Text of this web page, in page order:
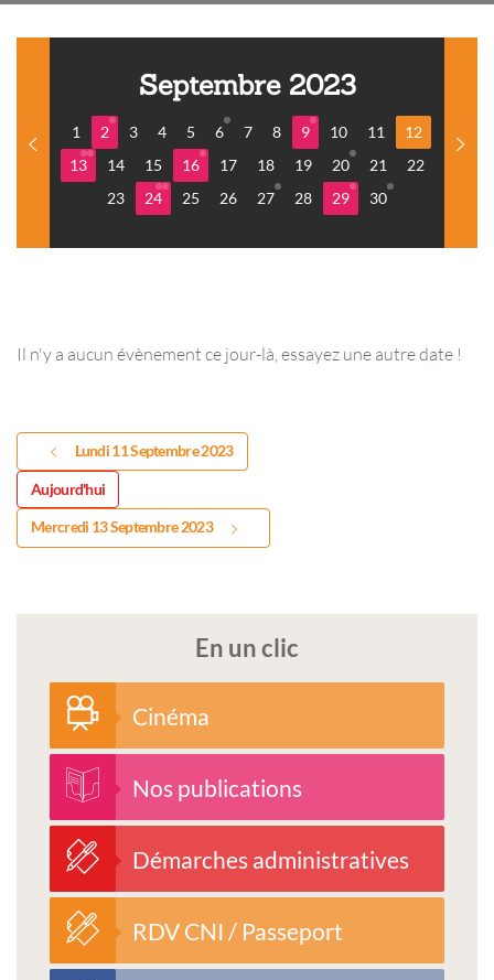
Septembre 2023
1 2 3 4 5 6 7 8 9 10 11
12
13
14 15 16 17 18 19 20 21
22
23
24 25 26 27 28 29 30
Il n'y a aucun évènement ce jour-là, essayez une autre date !
Lundi 11 Septembre 2023
Aujourd'hui
Mercredi 13 Septembre 2023
En un clic
Cinéma
Nos publications
Démarches administratives
RDV CNI / Passeport